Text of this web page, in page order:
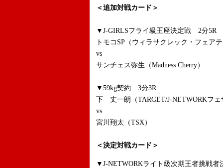
＜追加対戦カード＞
▼J-GIRLSフライ級王座決定戦 2分5R
トモコSP（ウィラサクレック・フェア
vs
サンチェス弥生（Madness Cherry）
▼59kg契約 3分3R
下 丈一朗（TARGET/J-NETWORKフェ
vs
宮川翔太（TSX）
＜決定対戦カード＞
▼J-NETWORKライト級次期王者挑戦